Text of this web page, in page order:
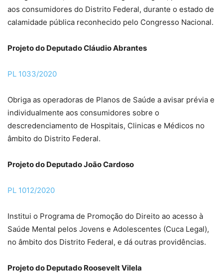
aos consumidores do Distrito Federal, durante o estado de
calamidade pública reconhecido pelo Congresso Nacional.
Projeto do Deputado Cláudio Abrantes
PL 1033/2020
Obriga as operadoras de Planos de Saúde a avisar prévia e
individualmente aos consumidores sobre o
descredenciamento de Hospitais, Clinicas e Médicos no
âmbito do Distrito Federal.
Projeto do Deputado João Cardoso
PL 1012/2020
Institui o Programa de Promoção do Direito ao acesso à
Saúde Mental pelos Jovens e Adolescentes (Cuca Legal),
no âmbito dos Distrito Federal, e dá outras providências.
Projeto do Deputado Roosevelt Vilela